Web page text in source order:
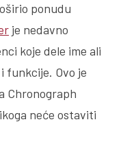
ponudu
je nedavno
koje dele ime ali
funkcije. Ovo je
Chronograph
neće ostaviti